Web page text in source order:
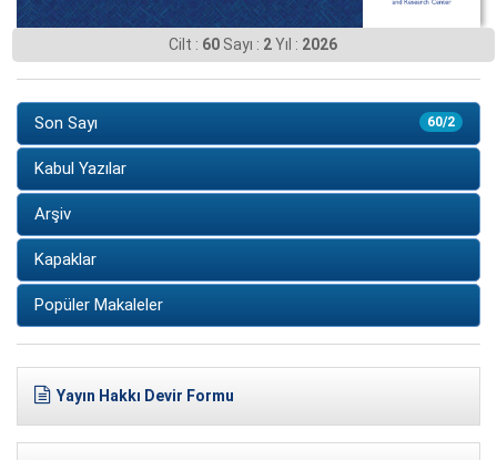
Cilt : 60 Sayı : 2Yıl : 2026
60/2
Son Sayı
Kabul Yazılar
Arşiv
Kapaklar
Popüler Makaleler
Yayın Hakkı Devir Formu